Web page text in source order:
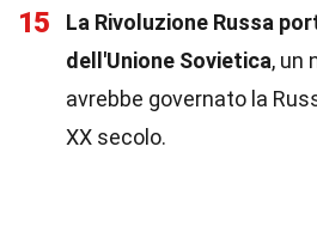
15
La Rivoluzione Russa
dell'Unione Sovietica, un
avrebbe governato la
XX secolo.